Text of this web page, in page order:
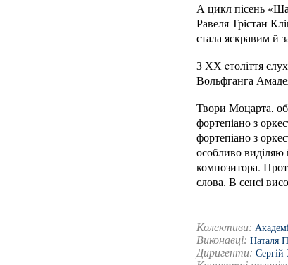
А цикл пісень
Равеля Трістан
стала яскравим й
З ХХ cтоліття
Вольфганга
Твори Моцарта,
фортепіано з
фортепіано з
особливо
композитора.
слова. В сенсі
Колективи:
Виконавці: Наталя
Диригенти: Сергій